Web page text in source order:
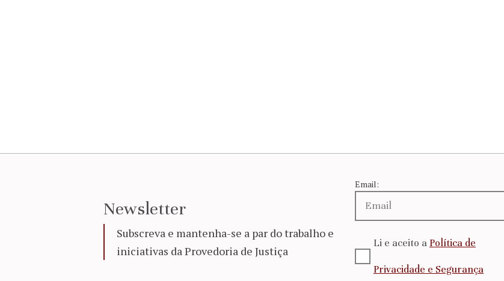
Newsletter
Subscreva e mantenha-se a par do trabalho e
iniciativas da Provedoria de Justiça
Email:
Li e aceito a Política de
Privacidade e Segurança